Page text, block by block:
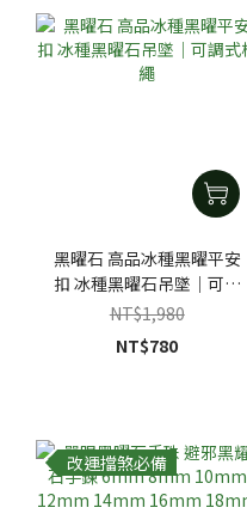
黑曜石 高品冰種黑曜平安
扣 冰種黑曜石吊墜｜可調
式棉繩
NT$1,980
NT$780
改運擋煞必備